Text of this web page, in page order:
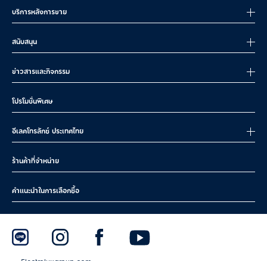
บริการหลังการขาย
สนับสนุน
ข่าวสารและกิจกรรม
โปรโมชั่นพิเศษ
อีเลคโทรลักซ์ ประเทศไทย
ร้านค้าที่จำหน่าย
คำแนะนำในการเลือกซื้อ